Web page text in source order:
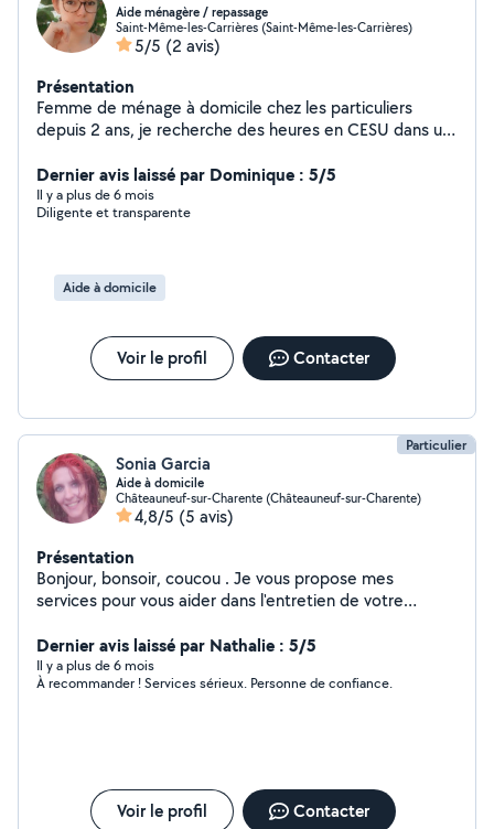
Aide ménagère / repassage
Saint-Même-les-Carrières (Saint-Même-les-Carrières)
5/5 (2 avis)
Présentation
Femme de ménage à domicile chez les particuliers
depuis 2 ans, je recherche des heures en CESU dans un
(16720). Mon taux horaire est de 15net/heure. Je suis
appliquée dans mon travail et multi tâche.
Dernier avis laissé par Dominique : 5/5
Il y a plus de 6 mois
Diligente et transparente
Aide à domicile
Voir le profil Contacter
Particulier
Sonia Garcia
Aide à domicile
Châteauneuf-sur-Charente (Châteauneuf-sur-Charente)
4,8/5 (5 avis)
Présentation
Bonjour, bonsoir, coucou . Je vous propose mes
services pour vous aider dans l'entretien de votre
vous livrer vos courses.
Dernier avis laissé par Nathalie : 5/5
Il y a plus de 6 mois
À recommander ! Services sérieux. Personne de confiance.
Voir le profil Contacter